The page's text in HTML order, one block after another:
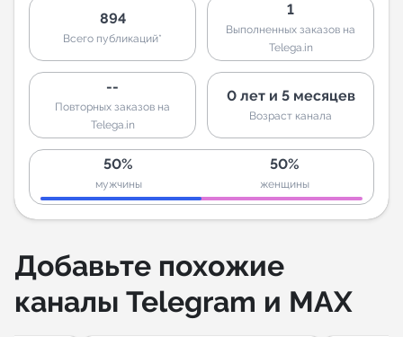
894
Всего публикаций*
1
Выполненных заказов на
Telega.in
--
Повторных заказов на
Telega.in
0 лет и 5 месяцев
Возраст канала
50%
мужчины
50%
женщины
Добавьте похожие
каналы Telegram и MAX